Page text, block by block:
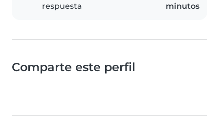
respuesta
minutos
Comparte este perfil